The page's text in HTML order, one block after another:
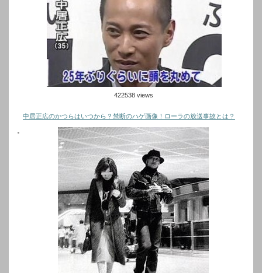
422538 views
中居正広のかつらはいつから？禁断のハゲ画像！ローラの放送事故とは？